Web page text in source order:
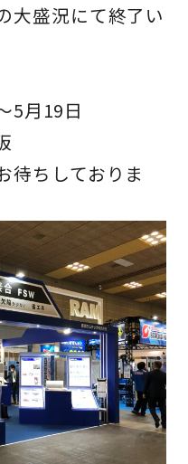
大盛況にて終了い
5月19日
待ちしておりま